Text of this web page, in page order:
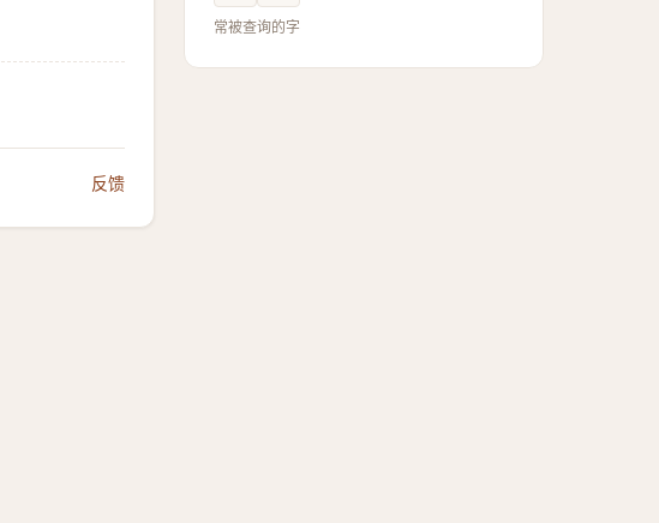
反馈
常被查询的字